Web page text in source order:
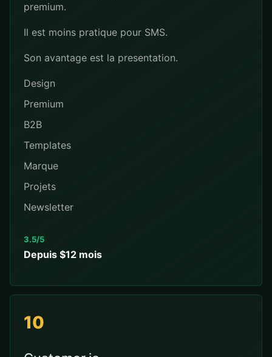
premium.
Il est moins pratique pour SMS.
Son avantage est la presentation.
Design
Premium
B2B
Templates
Marque
Projets
Newsletter
3.5/5
Depuis $12 mois
10